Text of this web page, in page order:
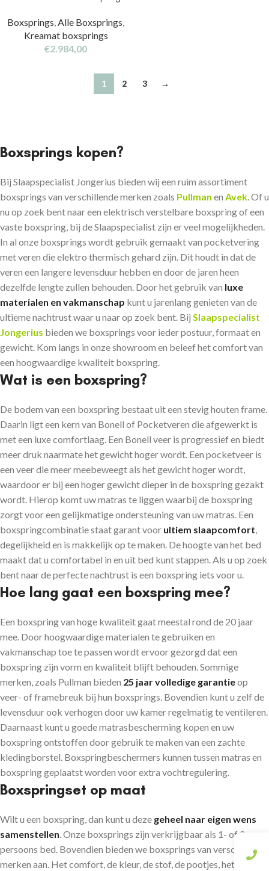
Boxsprings,Alle Boxsprings,
Kreamat boxsprings
€2.984,00
1 2 3 →
Boxsprings kopen?
Bij Slaapspecialist Jongerius bieden wij een ruim assortiment
boxsprings van verschillende merken zoals Pullman en Avek. Of u
nu op zoek bent naar een elektrisch verstelbare boxspring of een
vaste boxspring, bij de Slaapspecialist zijn er veel mogelijkheden.
In al onze boxsprings wordt gebruik gemaakt van pocketvering
met veren die elektro thermisch gehard zijn. Dit houdt in dat de
veren een langere levensduur hebben en door de jaren heen
dezelfde lengte zullen behouden. Door het gebruik van luxe
materialen en vakmanschap kunt u jarenlang genieten van de
ultieme nachtrust waar u naar op zoek bent. Bij Slaapspecialist
Jongerius bieden we boxsprings voor ieder postuur, formaat en
gewicht. Kom langs in onze showroom en beleef het comfort van
een hoogwaardige kwaliteit boxspring.
Wat is een boxspring?
De bodem van een boxspring bestaat uit een stevig houten frame.
Daarin ligt een kern van Bonell of Pocketveren die afgewerkt is
met een luxe comfortlaag. Een Bonell veer is progressief en biedt
meer druk naarmate het gewicht hoger wordt. Een pocketveer is
een veer die meer meebeweegt als het gewicht hoger wordt,
waardoor er bij een hoger gewicht dieper in de boxspring gezakt
wordt. Hierop komt uw matras te liggen waarbij de boxspring
zorgt voor een gelijkmatige ondersteuning van uw matras. Een
boxspringcombinatie staat garant voor ultiem slaapcomfort,
degelijkheid en is makkelijk op te maken. De hoogte van het bed
maakt dat u comfortabel in en uit bed kunt stappen.Als u op zoek
bent naar de perfecte nachtrust is een boxspring iets voor u.
Hoe lang gaat een boxspring mee?
Een boxspring van hoge kwaliteit gaat meestal rond de 20 jaar
mee. Door hoogwaardige materialen te gebruiken en
vakmanschap toe te passen wordt ervoor gezorgd dat een
boxspring zijn vorm en kwaliteit blijft behouden. Sommige
merken, zoals Pullman bieden 25 jaar volledige garantieop
veer- of framebreuk bij hun boxsprings. Bovendien kunt u zelf de
levensduur ook verhogen door uw kamer regelmatig te ventileren.
Daarnaast kunt u goede matrasbescherming kopen en uw
boxspring ontstoffen door gebruik te maken van een zachte
kledingborstel. Boxspringbeschermers kunnen tussen matras en
boxspring geplaatst worden voor extra vochtregulering.
Boxspringset op maat
Wilt u een boxspring, dan kunt u deze geheel naar eigen wens
samenstellen. Onze boxsprings zijn verkrijgbaar als 1- of 2-
persoons bed. Bovendien bieden we boxsprings van verschillende
merken aan. Het comfort, de kleur, de stof, de pootjes, het uiterlijk